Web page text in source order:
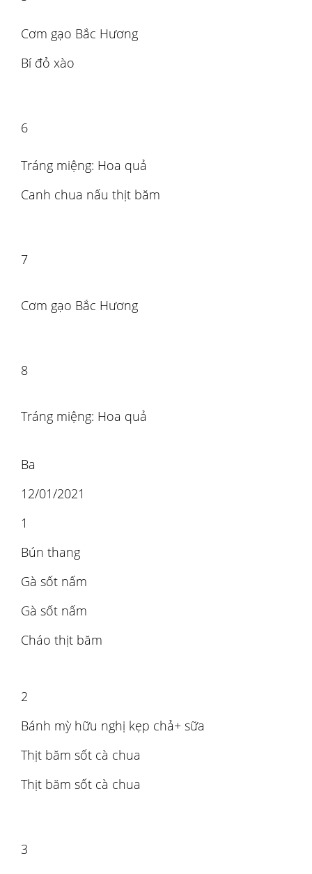
Cơm gạo Bắc Hương
Bí đỏ xào
6
Tráng miệng: Hoa quả
Canh chua nấu thịt băm
7
Cơm gạo Bắc Hương
8
Tráng miệng: Hoa quả
Ba
12/01/2021
1
Bún thang
Gà sốt nấm
Gà sốt nấm
Cháo thịt băm
2
Bánh mỳ hữu nghị kẹp chả+ sữa
Thịt băm sốt cà chua
Thịt băm sốt cà chua
3